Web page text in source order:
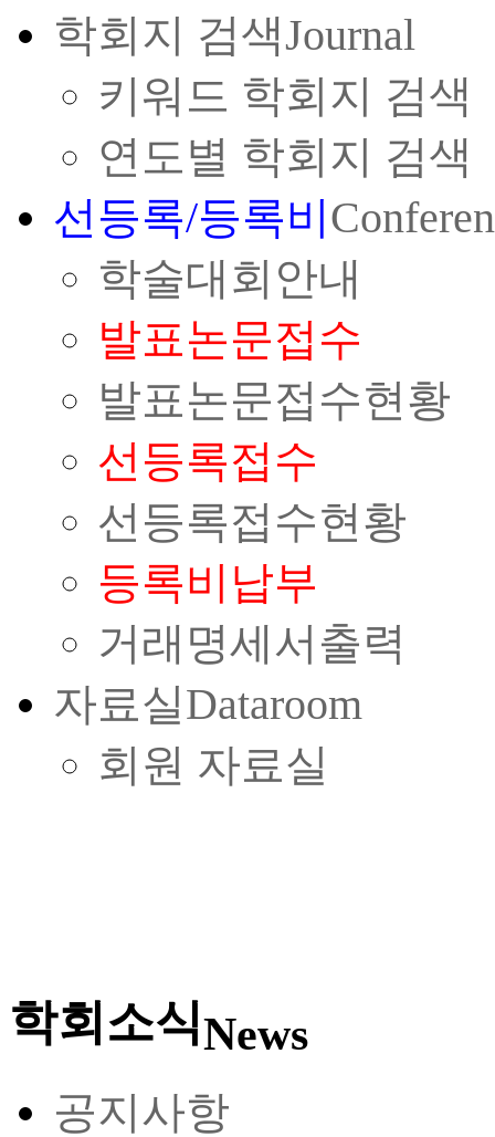
학회지 검색Journal
키워드 학회지 검색
연도별 학회지 검색
선등록/등록비
학술대회안내
발표논문접수
발표논문접수현황
선등록접수
선등록접수현황
등록비납부
거래명세서출력
자료실Dataroom
회원 자료실
학회소식News
공지사항